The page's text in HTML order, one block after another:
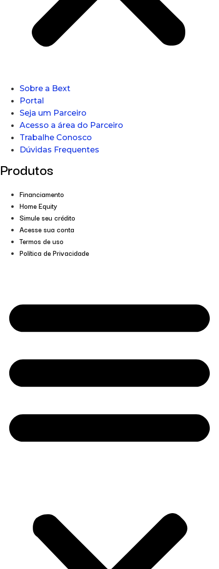
Sobre a Bext
Portal
Seja um Parceiro
Acesso a área do Parceiro
Trabalhe Conosco
Dúvidas Frequentes
Produtos
Financiamento
Home Equity
Simule seu crédito
Acesse sua conta
Termos de uso
Política de Privacidade